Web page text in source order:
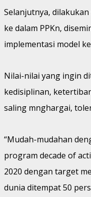
Selanjutnya,
ke dalam PPKn,
implementasi model
Nilai-nilai yang ingin
kedisiplinan,
saling mnghargai,
“Mudah-mudahan
program decade of
2020 dengan target
dunia ditempat 50